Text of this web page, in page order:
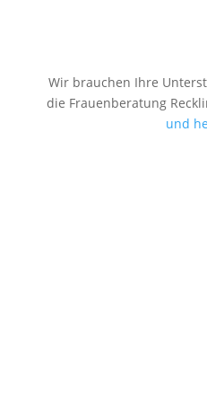
Wir brauchen Ihre
die Frauenberatung
und